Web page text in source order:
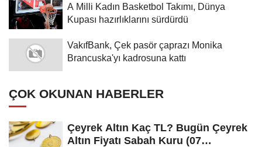
A Milli Kadın Basketbol Takımı, Dünya
Kupası hazırlıklarını sürdürdü
VakıfBank, Çek pasör çaprazı Monika
Brancuska'yı kadrosuna kattı
ÇOK OKUNAN HABERLER
Çeyrek Altın Kaç TL? Bugün Çeyrek
Altın Fiyatı Sabah Kuru (07